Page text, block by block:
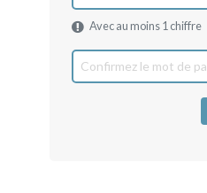
Avec au moins 1 chiffre